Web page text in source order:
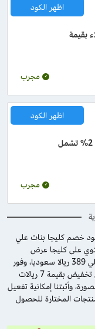
بقيمة
اظهر الكود
مجرب
كود خصم كليجا بنات علي جديد بقيمة تخفيض 2% تشمل
اظهر الكود
مجرب
خصم كليجا بنات علي
على كليجا عرض
تحطيم الأسعار وبعض المنتجات الأخرى بسعر إجمالي 389 ريالا سعوديا، وفور
تفعيل الرمز الترويجي على سلة التسوق حصلنا على تخفيض بقيمة 7 ريالات
وأثبتنا إمكانية تفعيل
المختارة للحصول